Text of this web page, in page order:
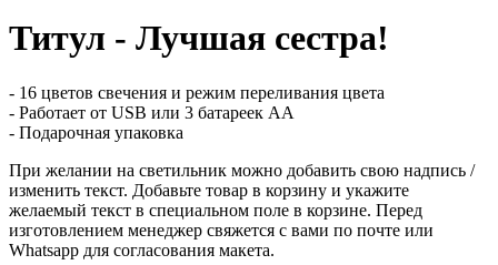
Титул - Лучшая сестра!
- 16 цветов свечения и режим переливания цвета
- Работает от USB или 3 батареек АА
- Подарочная упаковка
При желании на светильник можно добавить свою надпись /
изменить текст. Добавьте товар в корзину и укажите
желаемый текст в специальном поле в корзине. Перед
изготовлением менеджер свяжется с вами по почте или
Whatsapp для согласования макета.